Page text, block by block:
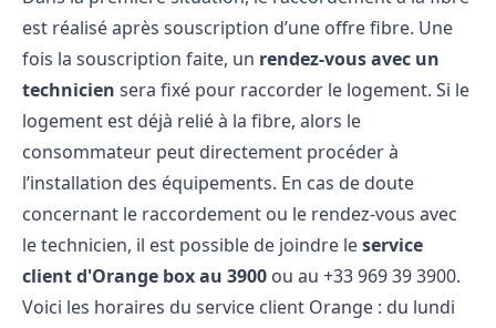
est réalisé après souscription d’une offre fibre. Une
fois la souscription faite, un rendez-vous avec un
technicien sera fixé pour raccorder le logement. Si le
logement est déjà relié à la fibre, alors le
consommateur peut directement procéder à
l’installation des équipements. En cas de doute
concernant le raccordement ou le rendez-vous avec
le technicien, il est possible de joindre leservice
client d'Orange box au 3900 ou au +33 969 39 3900.
Voici les horaires du service client Orange : du lundi